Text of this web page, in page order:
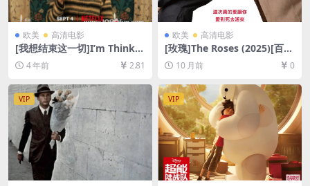
欧美 高清电影
[我想结束这一切]I’m Thinkin
g of Ending Things (2020)
[百度网盘+迅雷云盘资源1080
P超清未删减][MP4/8.7GB][中
英字幕]
4 年前 2.81
欧美 高清电影
[玫瑰]The Roses (2025)[百度
网盘+夸克网盘1080P超清未
删减资源][网盘在线播放/下
载][MP4/8.8GB][中文字幕]
10 月前 0
VIP VIP